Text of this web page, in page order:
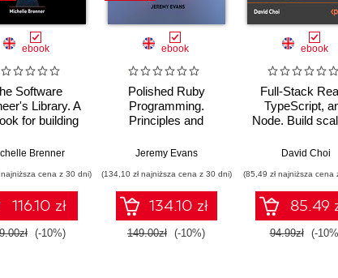
ebook
Software
Library. A
for building
career
Brenner
najniższa cena z 30 dni)
116.10 zł
(-10%)
ebook
Polished Ruby
Programming.
Principles and
scalable,
performant software -
Second Edition
Jeremy Evans
(134,10 zł najniższa cena z 30 dni)
134.10 zł
149.00zł (-10%)
ebook
Full-Stack
TypeScript,
Node. Build
applications
and Docker -
Edition
David Choi
(85,49 zł najniższa cena
85.49
94.99zł (-